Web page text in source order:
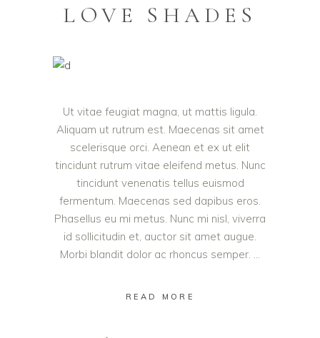
LOVE SHADES
Ut vitae feugiat magna, ut mattis ligula.
Aliquam ut rutrum est. Maecenas sit amet
scelerisque orci. Aenean et ex ut elit
tincidunt rutrum vitae eleifend metus. Nunc
tincidunt venenatis tellus euismod
fermentum. Maecenas sed dapibus eros.
Phasellus eu mi metus. Nunc mi nisl, viverra
id sollicitudin et, auctor sit amet augue.
Morbi blandit dolor ac rhoncus semper.
READ MORE